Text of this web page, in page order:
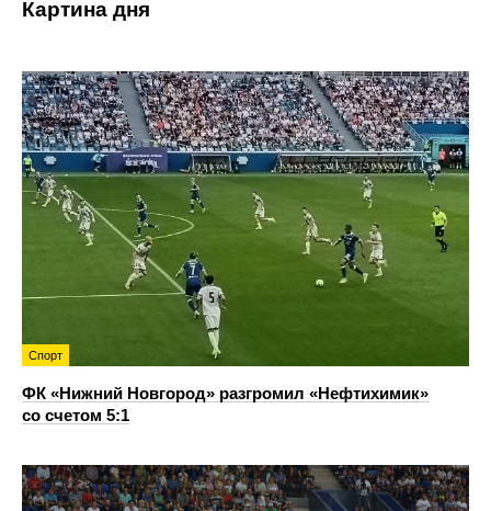
Картина дня
Спорт
ФК «Нижний Новгород» разгромил «Нефтихимик»
со счетом 5:1